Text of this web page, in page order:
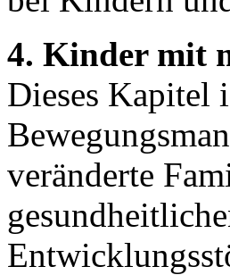
4. Kinder mit
Dieses Kapitel
veränderte